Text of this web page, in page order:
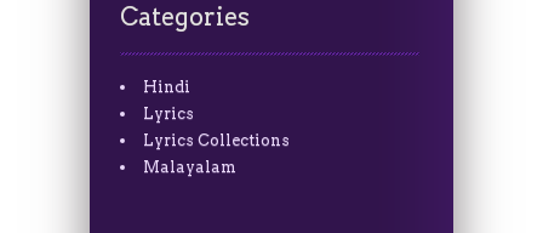
Categories
Hindi
Lyrics
Lyrics Collections
Malayalam